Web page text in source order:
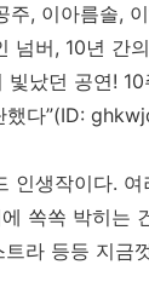
주, 이아름솔,
넘버, 10년 간
빛났던 공연!
했다”(ID:
인생작이다.
쏙쏙 박히는
라 등등 지